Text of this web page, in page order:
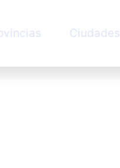
Ciudades